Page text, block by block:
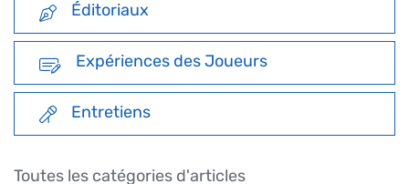
Éditoriaux
Expériences des Joueurs
Entretiens
Toutes les catégories d'articles